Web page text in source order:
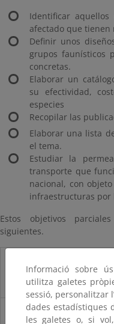
Identificar
afectado que tienen
Definir unos
grupos faunísticos
concretas.
Elaborar un
su efectividad,
especies
Recopilar las
Elaborar una lista
el tema.
Estudiar la
transporte que
nacional, con
infraestructuras por
Estos objetivos
siguientes.
El censo de aves del Parque
27/06/2025
Informació sobre
utilitza galetes
sessió, personalitzar
dades estadístiques
les galetes o, si